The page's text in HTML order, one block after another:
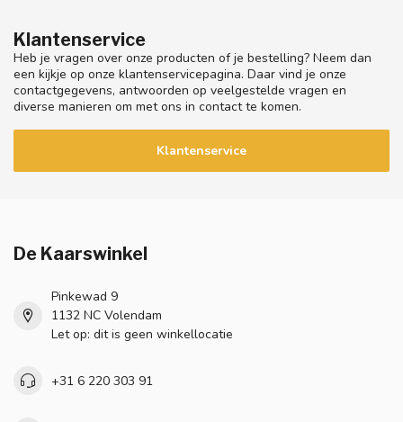
Klantenservice
Heb je vragen over onze producten of je bestelling? Neem dan
een kijkje op onze klantenservicepagina. Daar vind je onze
contactgegevens, antwoorden op veelgestelde vragen en
diverse manieren om met ons in contact te komen.
Klantenservice
De Kaarswinkel
Pinkewad 9
1132 NC Volendam
Let op: dit is geen winkellocatie
+31 6 220 303 91